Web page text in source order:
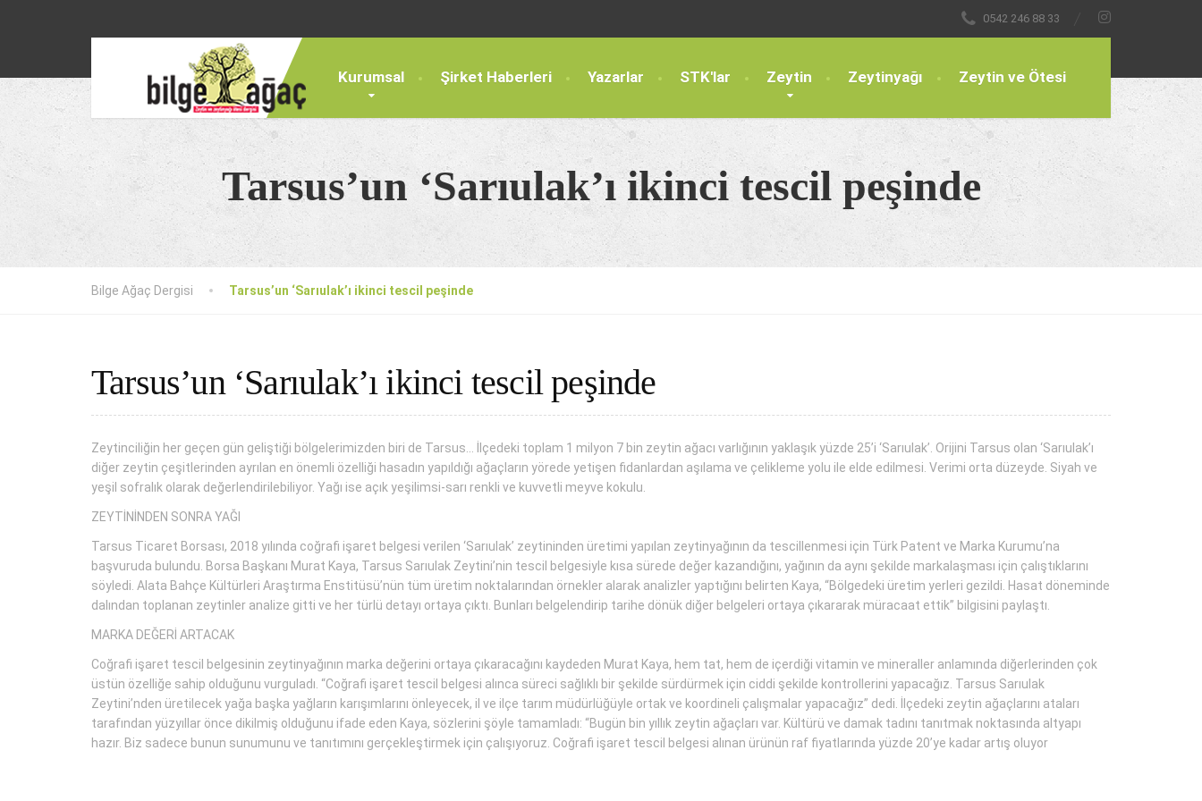
0542 246 88 33
Kurumsal Şirket Haberleri Yazarlar STK'lar Zeytin Zeytinyağı Zeytin ve Ötesi
Tarsus’un ‘Sarıulak’ı ikinci tescil peşinde
Bilge Ağaç Dergisi Tarsus’un ‘Sarıulak’ı ikinci tescil peşinde
Tarsus’un ‘Sarıulak’ı ikinci tescil peşinde
Zeytinciliğin her geçen gün geliştiği bölgelerimizden biri de Tarsus… İlçedeki toplam 1 milyon 7 bin zeytin ağacı varlığının yaklaşık yüzde 25’i ‘Sarıulak’. Orijini Tarsus olan ‘Sarıulak’ı
diğer zeytin çeşitlerinden ayrılan en önemli özelliği hasadın yapıldığı ağaçların yörede yetişen fidanlardan aşılama ve çelikleme yolu ile elde edilmesi. Verimi orta düzeyde. Siyah ve
yeşil sofralık olarak değerlendirilebiliyor. Yağı ise açık yeşilimsi-sarı renkli ve kuvvetli meyve kokulu.
ZEYTİNİNDEN SONRA YAĞI
Tarsus Ticaret Borsası, 2018 yılında coğrafi işaret belgesi verilen ‘Sarıulak’ zeytininden üretimi yapılan zeytinyağının da tescillenmesi için Türk Patent ve Marka Kurumu’na
başvuruda bulundu. Borsa Başkanı Murat Kaya, Tarsus Sarıulak Zeytini’nin tescil belgesiyle kısa sürede değer kazandığını, yağının da aynı şekilde markalaşması için çalıştıklarını
söyledi. Alata Bahçe Kültürleri Araştırma Enstitüsü’nün tüm üretim noktalarından örnekler alarak analizler yaptığını belirten Kaya, “Bölgedeki üretim yerleri gezildi. Hasat döneminde
dalından toplanan zeytinler analize gitti ve her türlü detayı ortaya çıktı. Bunları belgelendirip tarihe dönük diğer belgeleri ortaya çıkararak müracaat ettik” bilgisini paylaştı.
MARKA DEĞERİ ARTACAK
Coğrafi işaret tescil belgesinin zeytinyağının marka değerini ortaya çıkaracağını kaydeden Murat Kaya, hem tat, hem de içerdiği vitamin ve mineraller anlamında diğerlerinden çok
üstün özelliğe sahip olduğunu vurguladı. “Coğrafi işaret tescil belgesi alınca süreci sağlıklı bir şekilde sürdürmek için ciddi şekilde kontrollerini yapacağız. Tarsus Sarıulak
Zeytini’nden üretilecek yağa başka yağların karışımlarını önleyecek, il ve ilçe tarım müdürlüğüyle ortak ve koordineli çalışmalar yapacağız” dedi. İlçedeki zeytin ağaçlarını ataları
tarafından yüzyıllar önce dikilmiş olduğunu ifade eden Kaya, sözlerini şöyle tamamladı: “Bugün bin yıllık zeytin ağaçları var. Kültürü ve damak tadını tanıtmak noktasında altyapı
hazır. Biz sadece bunun sunumunu ve tanıtımını gerçekleştirmek için çalışıyoruz. Coğrafi işaret tescil belgesi alınan ürünün raf fiyatlarında yüzde 20’ye kadar artış oluyor